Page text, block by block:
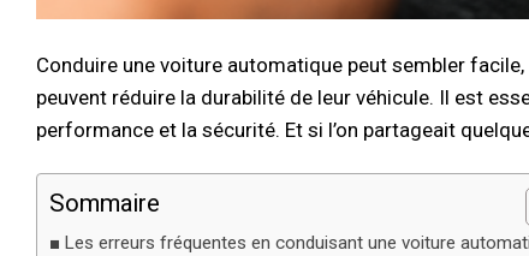
Conduire une voiture automatique peut sembler
peuvent réduire la durabilité de leur véhicule. Il est
performance et la sécurité. Et si l’on partageait
Sommaire
Les erreurs fréquentes en conduisant une voiture